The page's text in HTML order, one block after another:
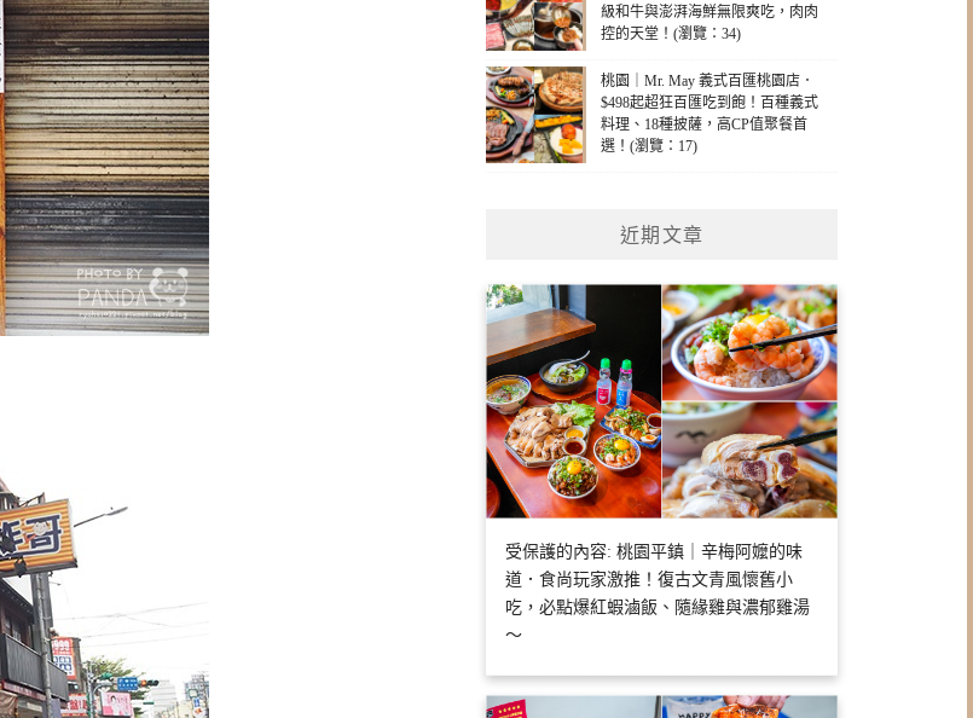
級和牛與澎湃海鮮無限爽吃，肉肉
控的天堂！(瀏覽：34)
桃園｜Mr. May 義式百匯桃園店．
$498起超狂百匯吃到飽！百種義式
料理、18種披薩，高CP值聚餐首
選！(瀏覽：17)
近期文章
受保護的內容: 桃園平鎮｜辛梅阿嬤的味
道．食尚玩家激推！復古文青風懷舊小
吃，必點爆紅蝦滷飯、隨緣雞與濃郁雞湯
～